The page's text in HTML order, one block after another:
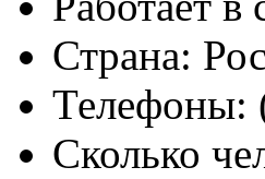
Страна:
Телефоны:
Сколько